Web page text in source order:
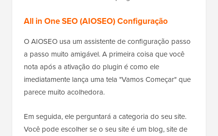
All in One SEO (AIOSEO) Configuração
O AIOSEO usa um assistente de configuração passo
a passo muito amigável. A primeira coisa que você
nota após a ativação do plugin é como ele
imediatamente lança uma tela "Vamos Começar" que
parece muito acolhedora.
Em seguida, ele perguntará a categoria do seu site.
Você pode escolher se o seu site é um blog, site de